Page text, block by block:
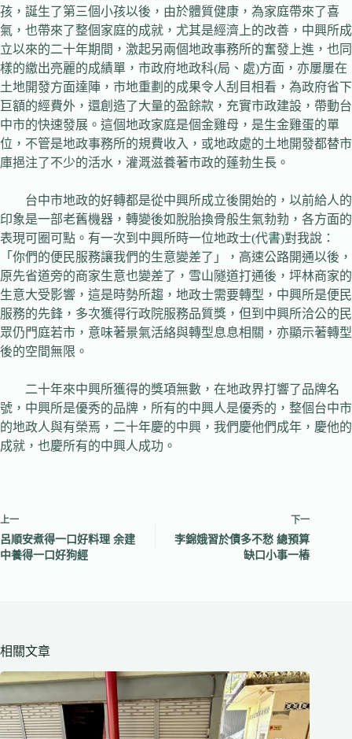
孩，誕生了第三個小孩以後，由於體質健康，為家庭帶來了喜
氣，也帶來了整個家庭的成就，尤其是經濟上的改善，中興所成
立以來的二十年期間，激起另兩個地政事務所的奮發上進，也同
樣的繳出亮麗的成績單，市政府地政科(局、處)方面，亦屢屢在
土地開發方面達陣，市地重劃的成果令人刮目相看，為政府省下
巨額的經費外，還創造了大量的盈餘款，充實市政建設，帶動台
中市的快速發展。這個地政家庭是個金雞母，是生金雞蛋的單
位，不管是地政事務所的規費收入，或地政處的土地開發都替市
庫挹注了不少的活水，灌溉滋養著市政的蓬勃生長。
台中市地政的好轉都是從中興所成立後開始的，以前給人的
印象是一部老舊機器，轉變後如脫胎換骨般生氣勃勃，各方面的
表現可圈可點。有一次到中興所時一位地政士(代書)對我說：
「你們的便民服務讓我們的生意變差了」，高速公路開通以後，
原先省道旁的商家生意也變差了，雪山隧道打通後，坪林商家的
生意大受影響，這是時勢所趨，地政士需要轉型，中興所是便民
服務的先鋒，多次獲得行政院服務品質獎，但到中興所洽公的民
眾仍門庭若市，意味著景氣活絡與轉型息息相關，亦顯示著轉型
後的空間無限。
二十年來中興所獲得的獎項無數，在地政界打響了品牌名
號，中興所是優秀的品牌，所有的中興人是優秀的，整個台中市
的地政人與有榮焉，二十年慶的中興，我們慶他們成年，慶他的
成就，也慶所有的中興人成功。
上一
呂順安煮得一口好料理 余建
中養得一口好狗經
下一
李錦娥習於債多不愁 總預算
缺口小事一樁
相關文章